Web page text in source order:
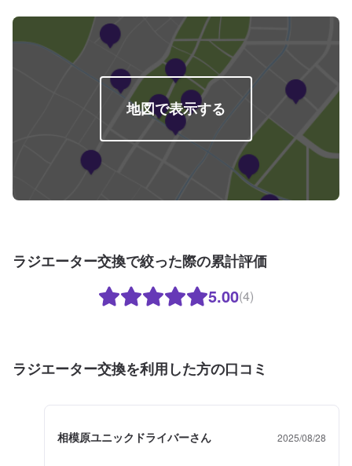
地図で表示する
ラジエーター交換で絞った際の累計評価
5.00(4)
ラジエーター交換を利用した方の口コミ
相模原ユニックドライバーさん 2025/08/28